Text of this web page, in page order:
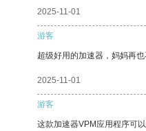
2025-11-01
游客
超级好用的加速器，妈妈再
2025-11-01
游客
这款加速器VPM应用程序可